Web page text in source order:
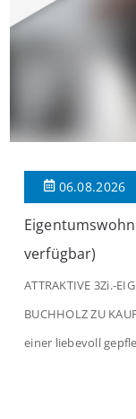
06.08.2026
verfügbar)
ATTRAKTIVE 3Zi.-
BUCHHOLZ ZU
einer liebevoll